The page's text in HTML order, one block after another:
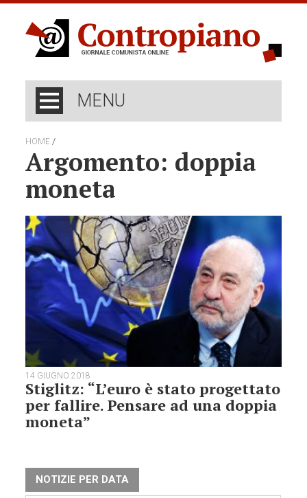
MENU
HOME /
Argomento: doppia
moneta
14 GIUGNO 2018
Stiglitz: “L’euro è stato progettato
per fallire. Pensare ad una doppia
moneta”
NOTIZIE PER DATA